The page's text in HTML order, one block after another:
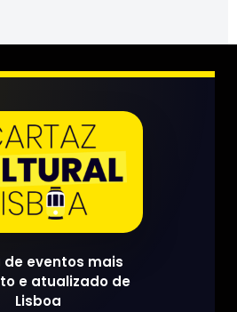
de eventos mais
e atualizado de
Lisboa